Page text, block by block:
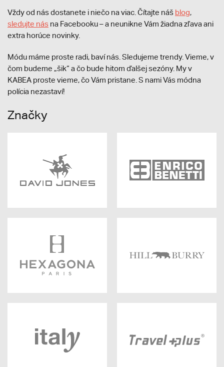
Vždy od nás dostanete i niečo na viac. Čítajte náš blog,
sledujte nás na Facebooku – a neunikne Vám žiadna zľava ani
extra horúce novinky.
Módu máme proste radi, baví nás. Sledujeme trendy. Vieme, v
čom budeme „šik“ a čo bude hitom ďalšej sezóny. My v
KABEA proste vieme, čo Vám pristane. S nami Vás módna
polícia nezastaví!
Značky